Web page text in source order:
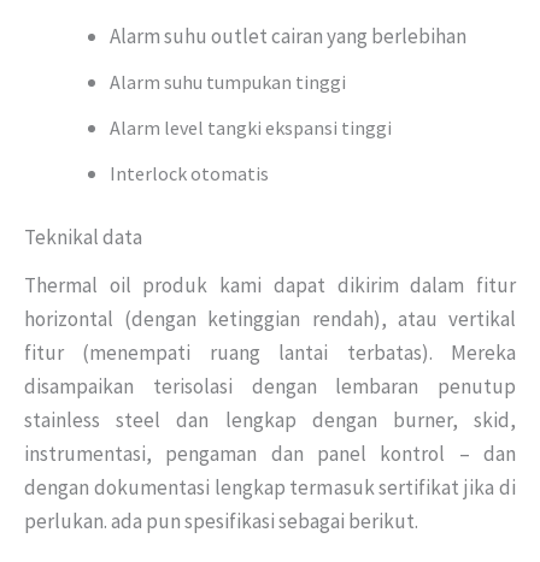
Alarm suhu outlet cairan yang berlebihan
Alarm suhu tumpukan tinggi
Alarm level tangki ekspansi tinggi
Interlock otomatis
Teknikal data
Thermal oil produk kami dapat dikirim dalam fitur
horizontal (dengan ketinggian rendah), atau vertikal
fitur (menempati ruang lantai terbatas). Mereka
disampaikan terisolasi dengan lembaran penutup
stainless steel dan lengkap dengan burner, skid,
instrumentasi, pengaman dan panel kontrol – dan
dengan dokumentasi lengkap termasuk sertifikat jika di
perlukan. ada pun spesifikasi sebagai berikut.